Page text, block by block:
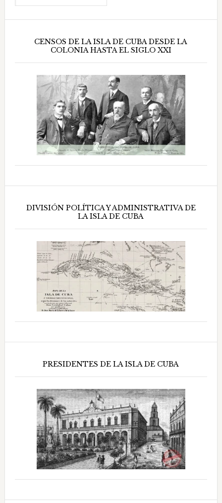
CENSOS DE LA ISLA DE CUBA DESDE LA
COLONIA HASTA EL SIGLO XXI
DIVISIÓN POLÍTICA Y ADMINISTRATIVA DE
LA ISLA DE CUBA
PRESIDENTES DE LA ISLA DE CUBA